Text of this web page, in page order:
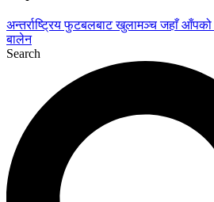
अन्तर्राष्ट्रिय फुटबलबाट खुलामञ्च जहाँ आँपको
बालेन
Search